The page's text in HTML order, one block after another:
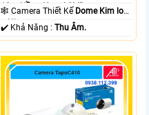
10m Hồng Ngoại SMD.
🕸️ Camera Thiết Kế Dome Kim loại
+ Nhựa.
️✔️ Khả Năng :Thu Âm.